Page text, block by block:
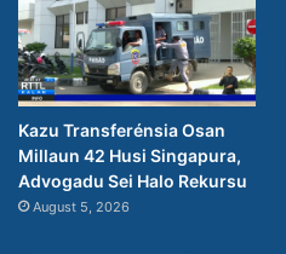
Kazu Transferénsia Osan
Millaun 42 Husi Singapura,
Advogadu Sei Halo Rekursu
August 5, 2026